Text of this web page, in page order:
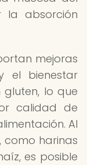
la absorción
mejoras
el bienestar
lo que
calidad de
Al
como harinas
es posible